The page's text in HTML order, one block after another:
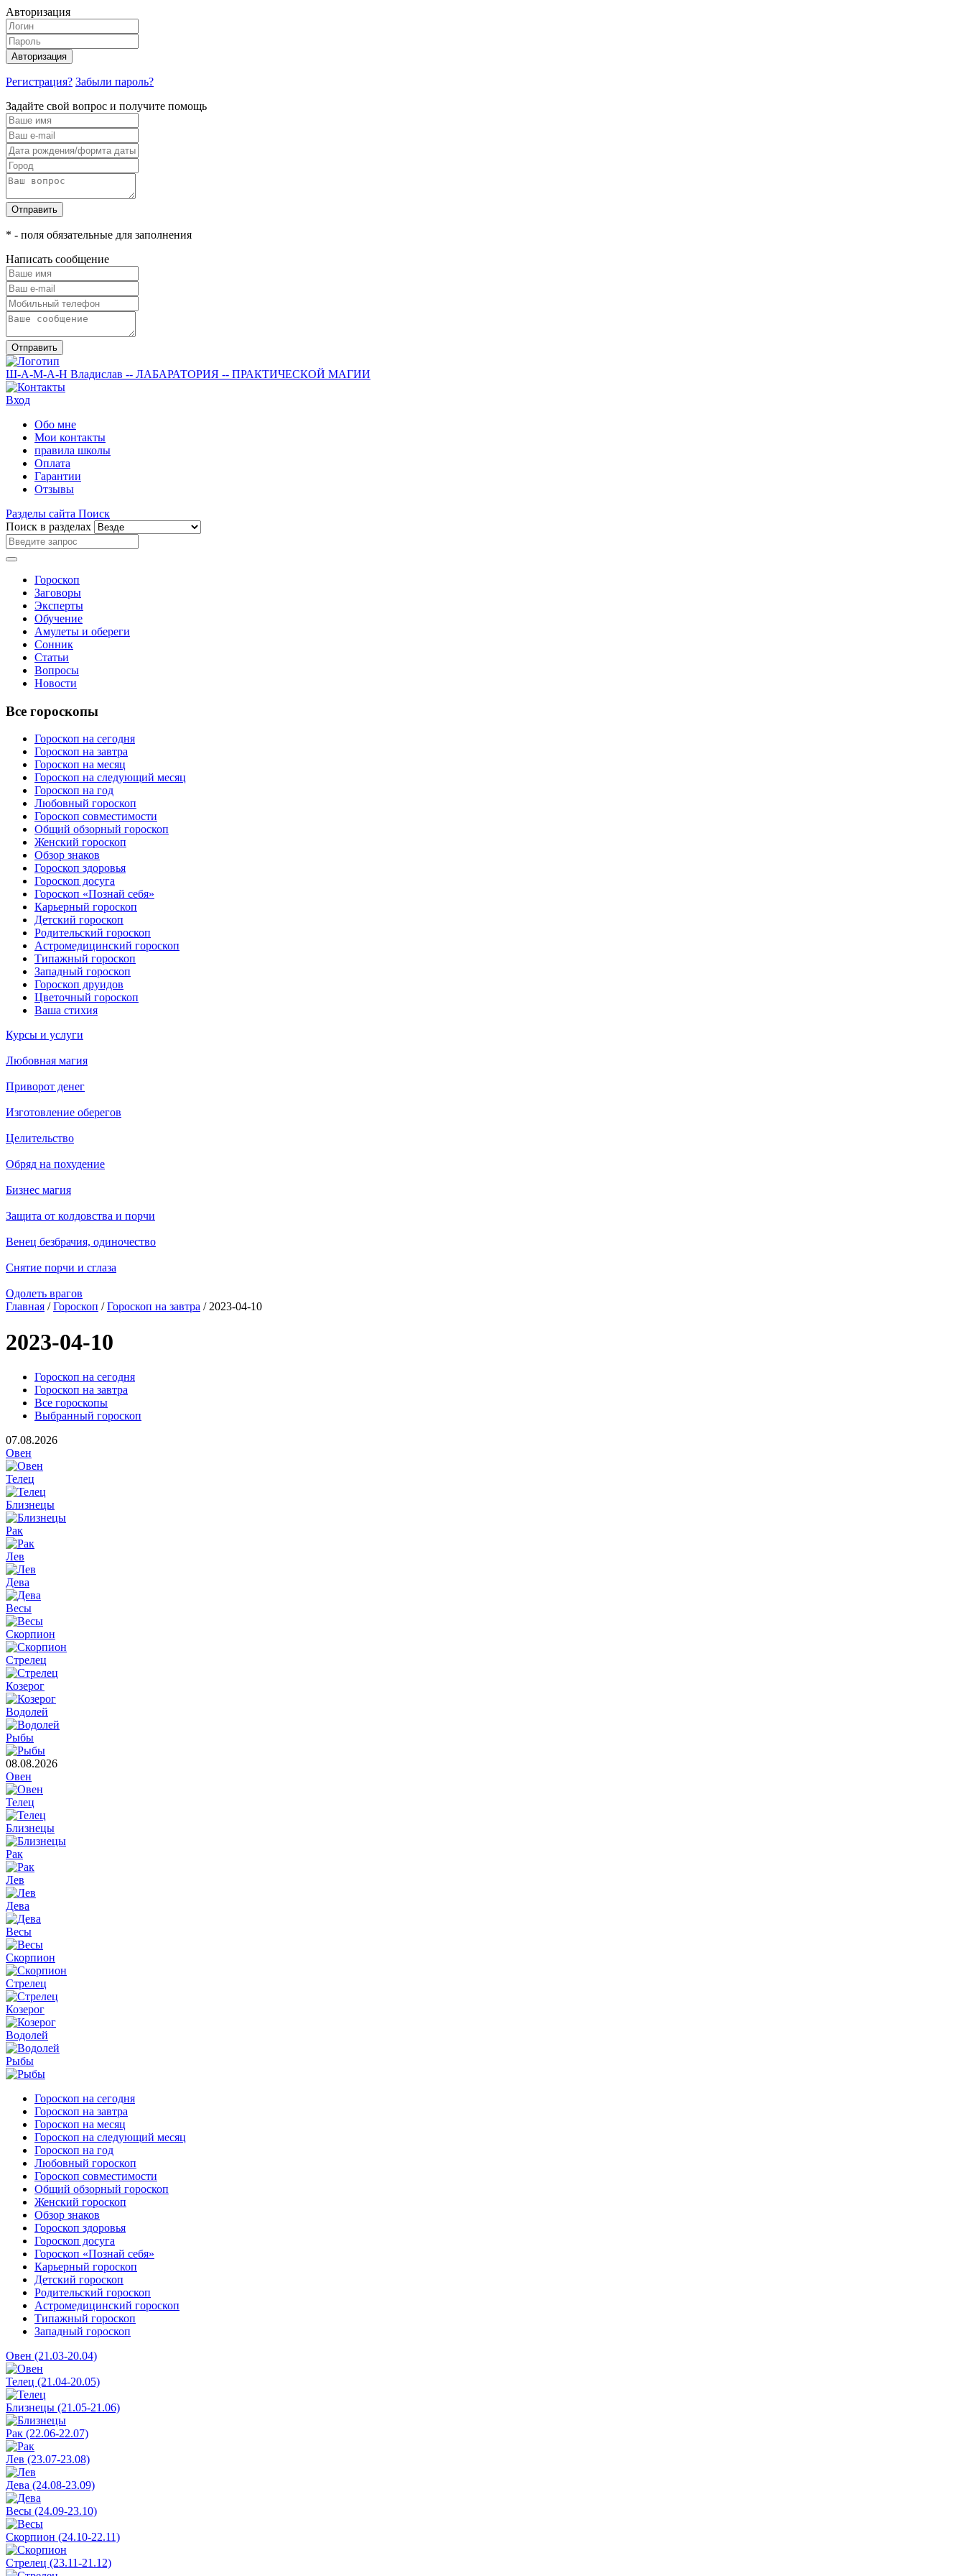
Авторизация
Авторизация
Регистрация? Забыли пароль?
Задайте свой вопрос и получите помощь
Отправить
* - поля обязательные для заполнения
Написать сообщение
Отправить
Ш-А-М-А-Н Владислав -- ЛАБАРАТОРИЯ -- ПРАКТИЧЕСКОЙ МАГИИ
Вход
Обо мне
Мои контакты
правила школы
Оплата
Гарантии
Отзывы
Разделы сайта Поиск
Поиск в разделах
Гороскоп
Заговоры
Эксперты
Обучение
Амулеты и обереги
Сонник
Статьи
Вопросы
Новости
Все гороскопы
Гороскоп на сегодня
Гороскоп на завтра
Гороскоп на месяц
Гороскоп на следующий месяц
Гороскоп на год
Любовный гороскоп
Гороскоп совместимости
Общий обзорный гороскоп
Женский гороскоп
Обзор знаков
Гороскоп здоровья
Гороскоп досуга
Гороскоп «Познай себя»
Карьерный гороскоп
Детский гороскоп
Родительский гороскоп
Астромедицинский гороскоп
Типажный гороскоп
Западный гороскоп
Гороскоп друидов
Цветочный гороскоп
Ваша стихия
Курсы и услуги
Любовная магия
Приворот денег
Изготовление оберегов
Целительство
Обряд на похудение
Бизнес магия
Защита от колдовства и порчи
Венец безбрачия, одиночество
Снятие порчи и сглаза
Одолеть врагов
Главная /Гороскоп /Гороскоп на завтра / 2023-04-10
2023-04-10
Гороскоп на сегодня
Гороскоп на завтра
Все гороскопы
Выбранный гороскоп
07.08.2026
Овен
Телец
Близнецы
Рак
Лев
Дева
Весы
Скорпион
Стрелец
Козерог
Водолей
Рыбы
08.08.2026
Овен
Телец
Близнецы
Рак
Лев
Дева
Весы
Скорпион
Стрелец
Козерог
Водолей
Рыбы
Гороскоп на сегодня
Гороскоп на завтра
Гороскоп на месяц
Гороскоп на следующий месяц
Гороскоп на год
Любовный гороскоп
Гороскоп совместимости
Общий обзорный гороскоп
Женский гороскоп
Обзор знаков
Гороскоп здоровья
Гороскоп досуга
Гороскоп «Познай себя»
Карьерный гороскоп
Детский гороскоп
Родительский гороскоп
Астромедицинский гороскоп
Типажный гороскоп
Западный гороскоп
Овен (21.03-20.04)
Телец (21.04-20.05)
Близнецы (21.05-21.06)
Рак (22.06-22.07)
Лев (23.07-23.08)
Дева (24.08-23.09)
Весы (24.09-23.10)
Скорпион (24.10-22.11)
Стрелец (23.11-21.12)